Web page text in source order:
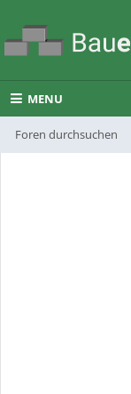
MENU
Foren durchsuchen